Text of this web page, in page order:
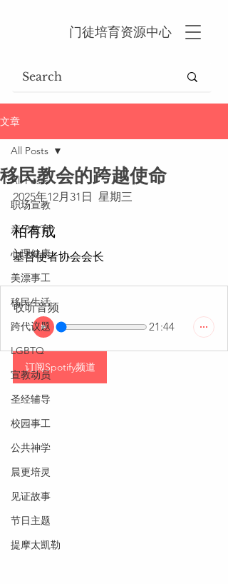
门徒培育资源中心
文章
All Posts
职场宣教
亲子教育
心理健康
美漂事工
移民生活
跨代议题
LGBTQ
宣教动员
圣经辅导
校园事工
公共神学
晨更培灵
见证故事
节日主题
提摩太凱勒
All Posts
移民教会的跨越使命
2025年12月31日  星期三
柏有成
基督使者协会会长
收听音频
21:44
订阅Spotify频道